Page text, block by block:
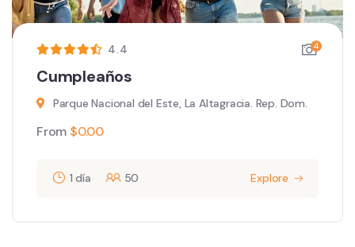
4.4 4
Cumpleaños
Parque Nacional del Este, La Altagracia. Rep. Dom.
From $0.00
1 día 50 Explore